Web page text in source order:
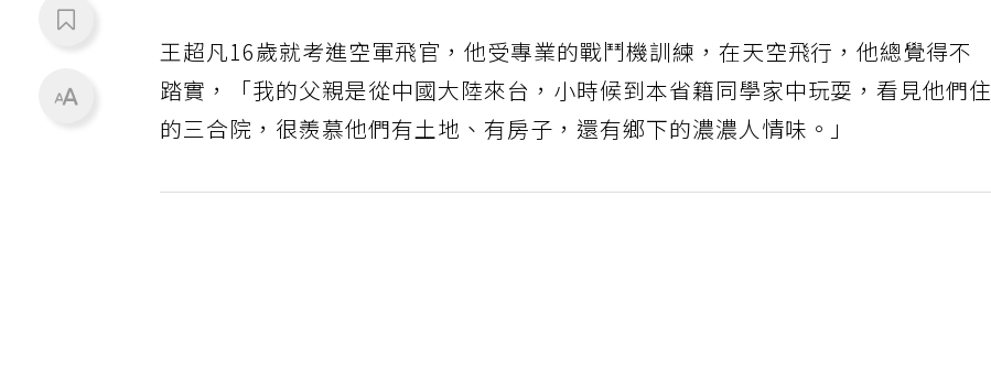
王超凡16歲就考進空軍飛官，他受專業的戰鬥機訓練，在天空飛行，他總覺得不
踏實，「我的父親是從中國大陸來台，小時候到本省籍同學家中玩耍，看見他們住
的三合院，很羨慕他們有土地、有房子，還有鄉下的濃濃人情味。」